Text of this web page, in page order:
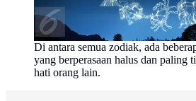
Di antara semua zodiak, ada
yang berperasaan halus dan paling
hati orang lain.